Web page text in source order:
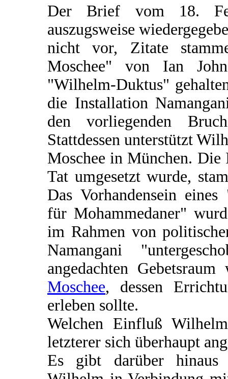
Der Brief vom 18.
auszugsweise
nicht vor, Zitate
Moschee" von Ian
"Wilhelm-Duktus"
die Installation
den vorliegenden
Stattdessen unterstützt
Moschee in München.
Tat umgesetzt wurde,
Das Vorhandensein eines
für Mohammedaner"
im Rahmen von
Namangani
angedachten
Moschee, dessen
erleben sollte.
Welchen Einfluß
letzterer sich überhaupt
Es gibt darüber hinaus